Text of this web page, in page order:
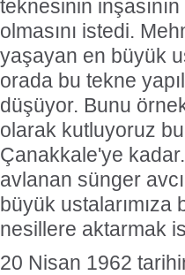
teknesinin
olmasını istedi.
yaşayan en büyük
orada bu tekne
düşüyor. Bunu
olarak kutluyoruz
Çanakkale'ye
avlanan sünger
büyük
nesillere aktarmak
20 Nisan 1962